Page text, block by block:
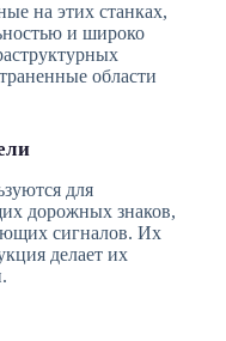
на этих станках,
и широко
области
для
дорожных знаков,
сигналов. Их
делает их